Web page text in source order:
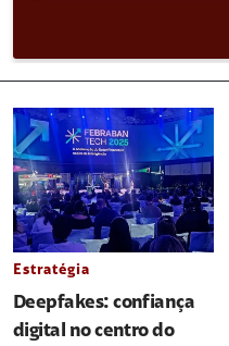
Estratégia
Deepfakes: confiança
digital no centro do